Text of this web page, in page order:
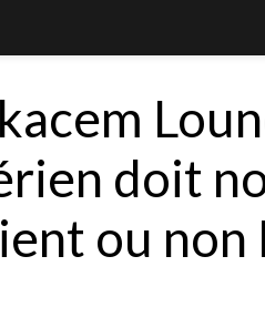
doit
ou non